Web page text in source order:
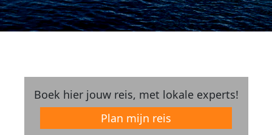
Boek hier jouw reis, met lokale experts!
Plan mijn reis